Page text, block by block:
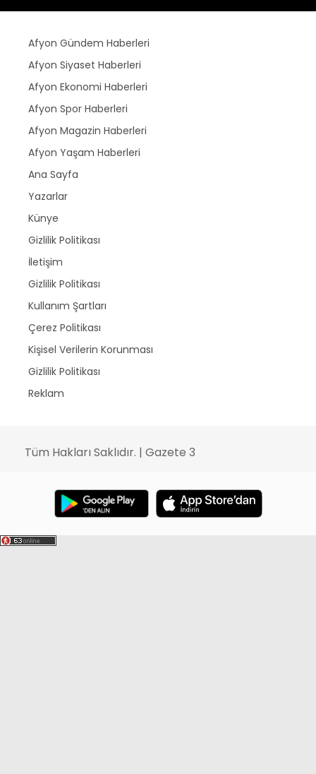
Afyon Gündem Haberleri
Afyon Siyaset Haberleri
Afyon Ekonomi Haberleri
Afyon Spor Haberleri
Afyon Magazin Haberleri
Afyon Yaşam Haberleri
Ana Sayfa
Yazarlar
Künye
Gizlilik Politikası
İletişim
Gizlilik Politikası
Kullanım Şartları
Çerez Politikası
Kişisel Verilerin Korunması
Gizlilik Politikası
Reklam
Tüm Hakları Saklıdır. | Gazete 3